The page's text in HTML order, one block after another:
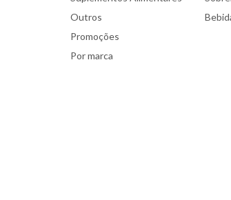
Outros
Promoções
Por marca